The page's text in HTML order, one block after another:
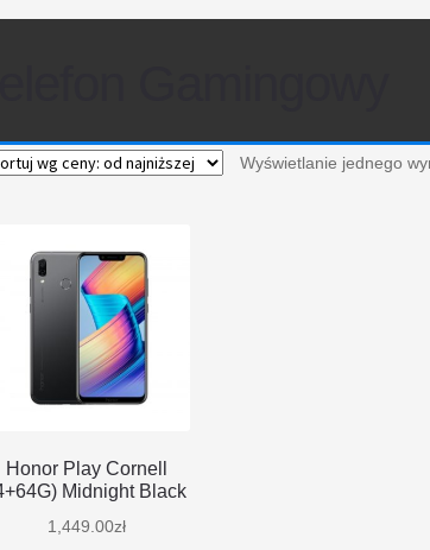
Wyświetlanie jednego
Honor Play Cornell
Midnight Black
1,449.00zł